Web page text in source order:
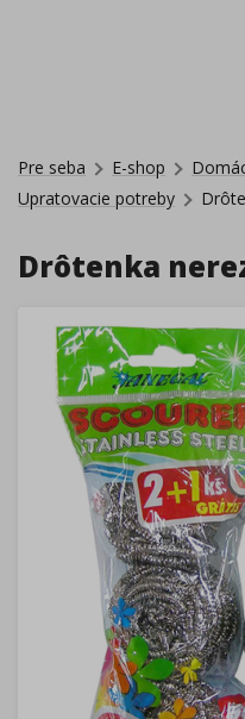
Pre seba E-shop
Upratovacie potreby
Drôtenka